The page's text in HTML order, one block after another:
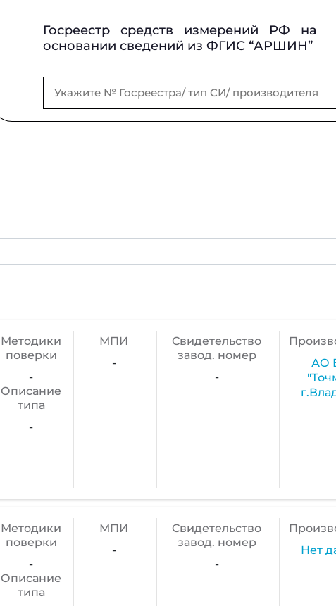
Госреестр средств измерений РФ на
основании сведений из ФГИС “АРШИН”
Методики
поверки
-
Описание
типа
-
МПИ
-
Cвидетельство
завод. номер
-
АО
Методики
поверки
-
Описание
типа
МПИ
-
Cвидетельство
завод. номер
-
Нет